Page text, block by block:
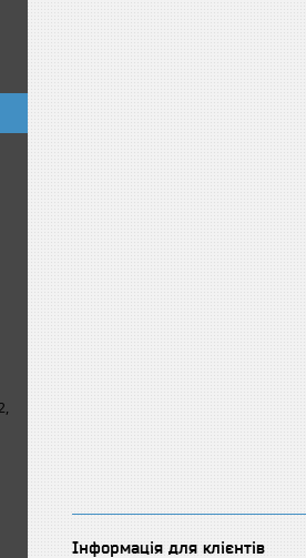
Інформація для клієнтів